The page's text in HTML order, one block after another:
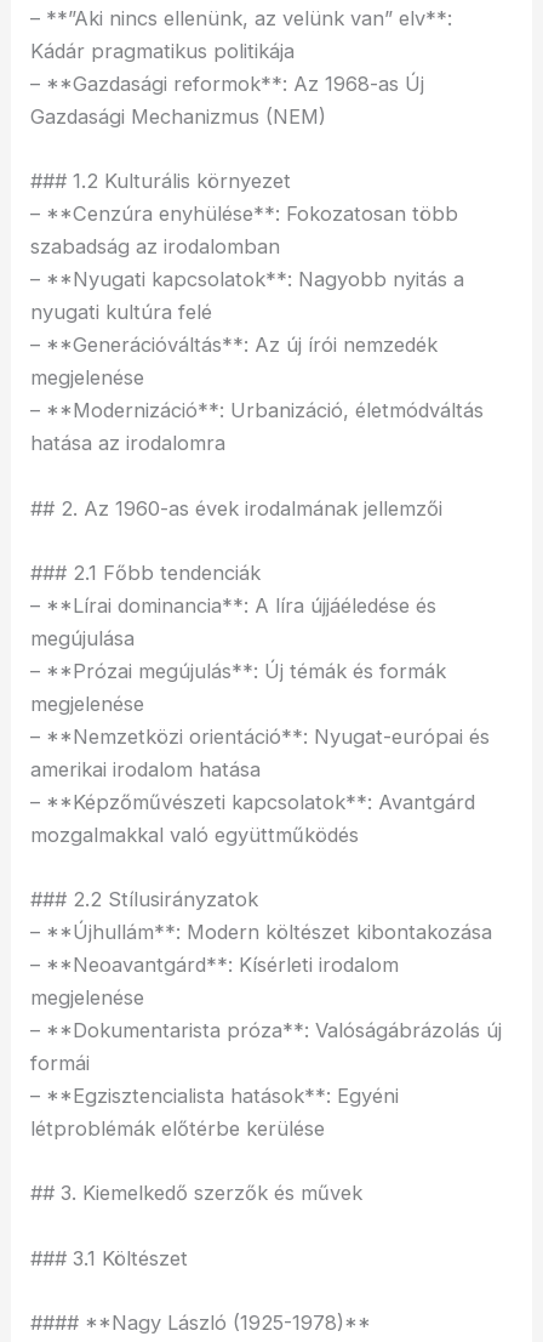
– **”Aki nincs ellenünk, az velünk van” elv**:
Kádár pragmatikus politikája
– **Gazdasági reformok**: Az 1968-as Új
Gazdasági Mechanizmus (NEM)
### 1.2 Kulturális környezet
– **Cenzúra enyhülése**: Fokozatosan több
szabadság az irodalomban
– **Nyugati kapcsolatok**: Nagyobb nyitás a
nyugati kultúra felé
– **Generációváltás**: Az új írói nemzedék
megjelenése
– **Modernizáció**: Urbanizáció, életmódváltás
hatása az irodalomra
## 2. Az 1960-as évek irodalmának jellemzői
### 2.1 Főbb tendenciák
– **Lírai dominancia**: A líra újjáéledése és
megújulása
– **Prózai megújulás**: Új témák és formák
megjelenése
– **Nemzetközi orientáció**: Nyugat-európai és
amerikai irodalom hatása
– **Képzőművészeti kapcsolatok**: Avantgárd
mozgalmakkal való együttműködés
### 2.2 Stílusirányzatok
– **Újhullám**: Modern költészet kibontakozása
– **Neoavantgárd**: Kísérleti irodalom
megjelenése
– **Dokumentarista próza**: Valóságábrázolás új
formái
– **Egzisztencialista hatások**: Egyéni
létproblémák előtérbe kerülése
## 3. Kiemelkedő szerzők és művek
### 3.1 Költészet
#### **Nagy László (1925-1978)**